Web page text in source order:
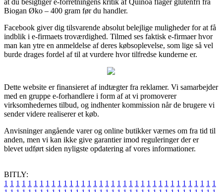
Biogan Øko – 400 gram før du handler.
Facebook giver dig tilsvarende absolut belejlige muligheder for at få
indblik i e-firmaets troværdighed. Tilmed ses faktisk e-firmaer hvor
man kan ytre en anmeldelse af deres købsoplevelse, som lige så vel
burde drages fordel af til at vurdere hvor tilfredse kunderne er.
Dette website er finansieret af indtægter fra reklamer. Vi samarbejder
med en gruppe e-forhandlere i form af at vi promoverer
virksomhedernes tilbud, og indhenter kommission når de brugere vi
sender videre realiserer et køb.
Anvisninger angående varer og online butikker værnes om fra tid til
anden, men vi kan ikke give garantier imod reguleringer der er
blevet udført siden nyligste opdatering af vores informationer.
BITLY:
1 1 1 1 1 1 1 1 1 1 1 1 1 1 1 1 1 1 1 1 1 1 1 1 1 1 1 1 1 1 1 1 1 1 1 1